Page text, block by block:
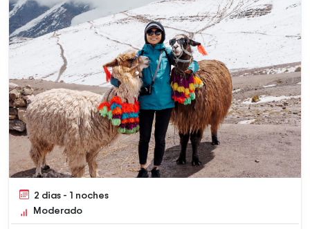
2 dias - 1 noches
Moderado